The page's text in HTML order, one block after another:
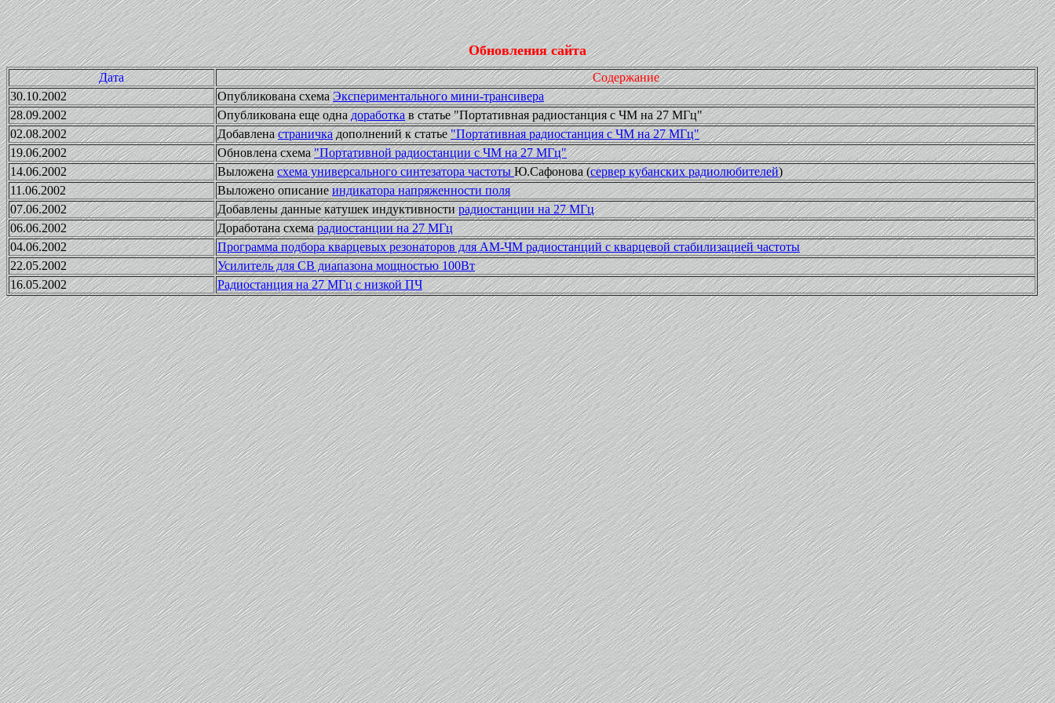
Обновления сайта
Дата
Содержание
30.10.2002
Опубликована схема Экспериментального мини-трансивера
28.09.2002
Опубликована еще однадоработкав статье "Портативная радиостанция с ЧМ на 27 МГц"
02.08.2002
Добавленастраничкадополнений к статье"Портативная радиостанция с ЧМ на 27 МГц"
19.06.2002
Обновлена схема"Портативной радиостанции с ЧМ на 27 МГц"
14.06.2002
Выложена схема универсального синтезатора частоты Ю.Сафонова (сервер кубанских радиолюбителей)
11.06.2002
Выложено описаниеиндикатора напряженности поля
07.06.2002
Добавлены данные катушек индуктивностирадиостанции на 27 МГц
06.06.2002
Доработана схемарадиостанции на 27 МГц
04.06.2002
Программа подбора кварцевых резонаторов для АМ-ЧМ радиостанций с кварцевой стабилизацией частоты
22.05.2002
Усилитель для СВ диапазона мощностью 100Вт
16.05.2002
Радиостанция на 27 МГц с низкой ПЧ